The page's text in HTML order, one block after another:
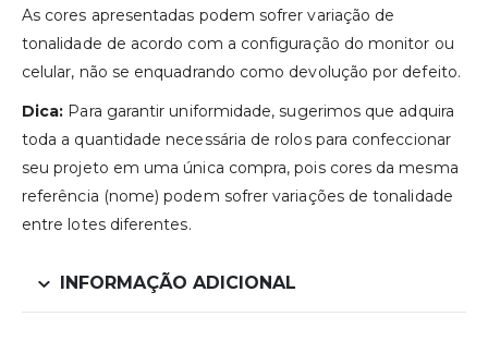
As cores apresentadas podem sofrer variação de
tonalidade de acordo com a configuração do monitor ou
celular, não se enquadrando como devolução por defeito.
Dica: Para garantir uniformidade, sugerimos que adquira
toda a quantidade necessária de rolos para confeccionar
seu projeto em uma única compra, pois cores da mesma
referência (nome) podem sofrer variações de tonalidade
entre lotes diferentes.
INFORMAÇÃO ADICIONAL